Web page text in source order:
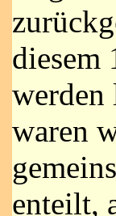
diesem
werden
waren
enteilt,